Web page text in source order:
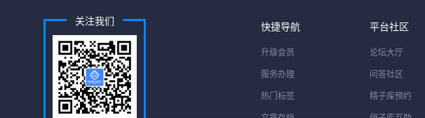
关注我们 快捷导航
升级会员
服务办理
热门标签
平台社区
论坛大厅
问答社区
精子库预约